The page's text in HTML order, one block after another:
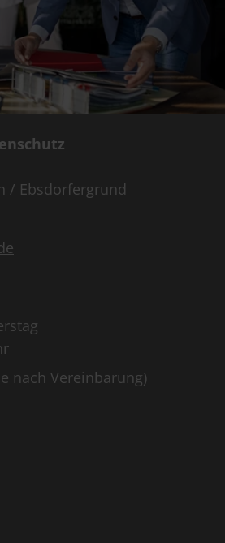
/ Ebsdorfergrund
nach Vereinbarung)